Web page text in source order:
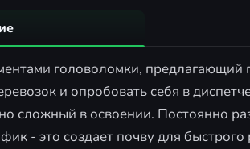
головоломки, предлагающий
и опробовать себя в
сложный в освоении. Постоянно
- это создает почву для